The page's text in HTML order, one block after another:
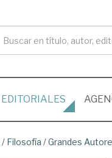
EDITORIALES
/ Filosofía /Grandes